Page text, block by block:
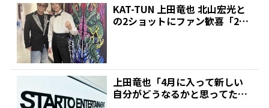
KAT-TUN 上田竜也 北山宏光と
の2ショットにファン歓喜「2人
上田竜也「4月に入って新しい
自分がどうなるかと思ってた